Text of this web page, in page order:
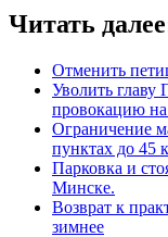
Читать
Отменить
Уволить главу
провокацию
Ограничение
пунктах до 45
Парковка и
Минске.
Возврат к
зимнее